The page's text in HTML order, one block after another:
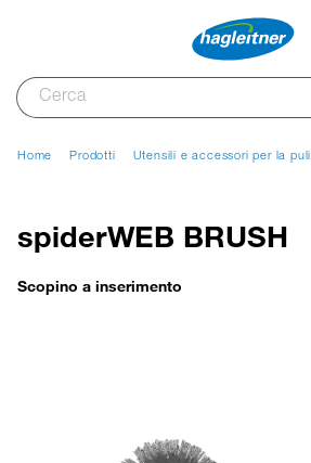
Home Prodotti Utensili e accessori per la
spiderWEB BRUSH
Scopino a inserimento